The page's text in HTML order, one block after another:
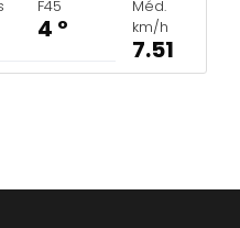
F45
4 º
Méd.
km/h
7.51